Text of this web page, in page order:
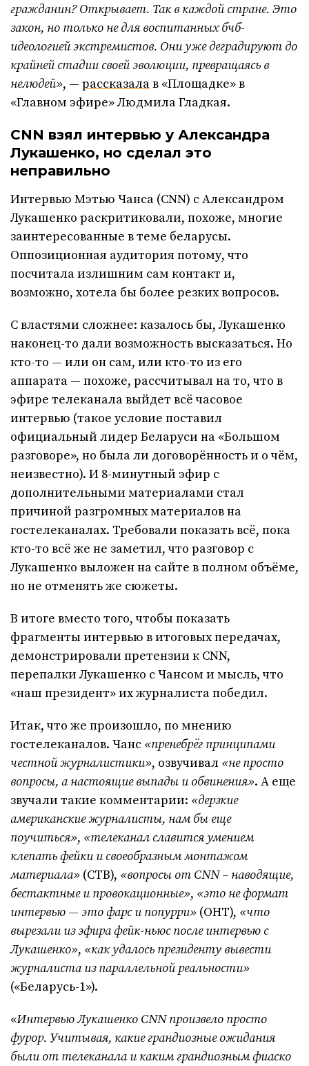
гражданин? Открывает. Так в каждой стране. Это
закон, но только не для воспитанных бчб-
идеологией экстремистов. Они уже деградируют до
крайней стадии своей эволюции, превращаясь в
нелюдей», — рассказалав «Площадке» в
«Главном эфире» Людмила Гладкая.
CNN взял интервью у Александра
Лукашенко, но сделал это
неправильно
Интервью Мэтью Чанса (CNN) с Александром
Лукашенко раскритиковали, похоже, многие
заинтересованные в теме беларусы.
Оппозиционная аудитория потому, что
посчитала излишним сам контакт и,
возможно, хотела бы более резких вопросов.
С властями сложнее: казалось бы, Лукашенко
наконец-то дали возможность высказаться. Но
кто-то — или он сам, или кто-то из его
аппарата — похоже, рассчитывал на то, что в
эфире телеканала выйдет всё часовое
интервью (такое условие поставил
официальный лидер Беларуси на «Большом
разговоре», но была ли договорённость и о чём,
неизвестно). И 8-минутный эфир с
дополнительными материалами стал
причиной разгромных материалов на
гостелеканалах. Требовали показать всё, пока
кто-то всё же не заметил, что разговор с
Лукашенко выложен на сайте в полном объёме,
но не отменять же сюжеты.
В итоге вместо того, чтобы показать
фрагменты интервью в итоговых передачах,
демонстрировали претензии к CNN,
перепалки Лукашенко с Чансом и мысль, что
«наш президент» их журналиста победил.
Итак, что же произошло, по мнению
гостелеканалов. Чанс «пренебрёг принципами
честной журналистики», озвучивал «не просто
вопросы, а настоящие выпады и обвинения». А еще
звучали такие комментарии: «дерзкие
американские журналисты, нам бы еще
поучиться», «телеканал славится умением
клепать фейки и своеобразным монтажом
материала» (СТВ), «вопросы от CNN – наводящие,
бестактные и провокационные», «это не формат
интервью — это фарс и попурри» (ОНТ), «что
вырезали из эфира фейк-ньюс после интервью с
Лукашенко», «как удалось президенту вывести
журналиста из параллельной реальности»
(«Беларусь-1»).
«Интервью Лукашенко CNN произвело просто
фурор. Учитывая, какие грандиозные ожидания
были от телеканала и каким грандиозным фиаско